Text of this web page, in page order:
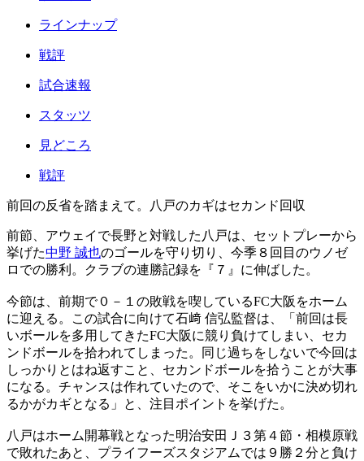
ラインナップ
戦評
試合速報
スタッツ
見どころ
戦評
前回の反省を踏まえて。八戸のカギはセカンド回収
前節、アウェイで長野と対戦した八戸は、セットプレーから
挙げた中野 誠也のゴールを守り切り、今季８回目のウノゼ
ロでの勝利。クラブの連勝記録を『７』に伸ばした。
今節は、前期で０－１の敗戦を喫しているFC大阪をホーム
に迎える。この試合に向けて石﨑 信弘監督は、「前回は長
いボールを多用してきたFC大阪に競り負けてしまい、セカ
ンドボールを拾われてしまった。同じ過ちをしないで今回は
しっかりとはね返すこと、セカンドボールを拾うことが大事
になる。チャンスは作れていたので、そこをいかに決め切れ
るかがカギとなる」と、注目ポイントを挙げた。
八戸はホーム開幕戦となった明治安田Ｊ３第４節・相模原戦
で敗れたあと、プライフーズスタジアムでは９勝２分と負け